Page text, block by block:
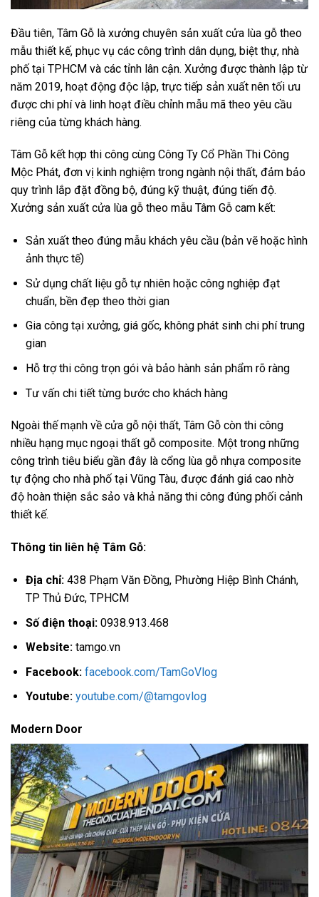
Đầu tiên, Tâm Gỗ là xưởng chuyên sản xuất cửa lùa gỗ theo
mẫu thiết kế, phục vụ các công trình dân dụng, biệt thự, nhà
phố tại TPHCM và các tỉnh lân cận. Xưởng được thành lập từ
năm 2019, hoạt động độc lập, trực tiếp sản xuất nên tối ưu
được chi phí và linh hoạt điều chỉnh mẫu mã theo yêu cầu
riêng của từng khách hàng.
Tâm Gỗ kết hợp thi công cùng Công Ty Cổ Phần Thi Công
Mộc Phát, đơn vị kinh nghiệm trong ngành nội thất, đảm bảo
quy trình lắp đặt đồng bộ, đúng kỹ thuật, đúng tiến độ.
Xưởng sản xuất cửa lùa gỗ theo mẫu Tâm Gỗ cam kết:
Sản xuất theo đúng mẫu khách yêu cầu (bản vẽ hoặc hình
ảnh thực tế)
Sử dụng chất liệu gỗ tự nhiên hoặc công nghiệp đạt
chuẩn, bền đẹp theo thời gian
Gia công tại xưởng, giá gốc, không phát sinh chi phí trung
gian
Hỗ trợ thi công trọn gói và bảo hành sản phẩm rõ ràng
Tư vấn chi tiết từng bước cho khách hàng
Ngoài thế mạnh về cửa gỗ nội thất, Tâm Gỗ còn thi công
nhiều hạng mục ngoại thất gỗ composite. Một trong những
công trình tiêu biểu gần đây là cổng lùa gỗ nhựa composite
tự động cho nhà phố tại Vũng Tàu, được đánh giá cao nhờ
độ hoàn thiện sắc sảo và khả năng thi công đúng phối cảnh
thiết kế.
Thông tin liên hệ Tâm Gỗ:
Địa chỉ: 438 Phạm Văn Đồng, Phường Hiệp Bình Chánh,
TP Thủ Đức, TPHCM
Số điện thoại:0938.913.468
Website:tamgo.vn
Facebook: facebook.com/TamGoVlog
Youtube: youtube.com/@tamgovlog
Modern Door